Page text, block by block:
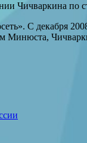
Чичваркина по
С декабря